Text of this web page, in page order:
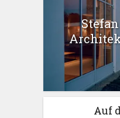
Auf